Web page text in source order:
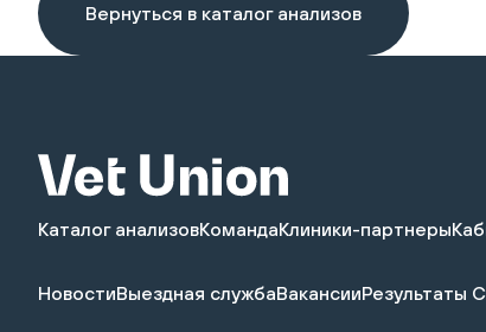
Вернуться в каталог анализов
Каталог анализовКомандаКлиники-партнеры
НовостиВыездная службаВакансииРезультаты